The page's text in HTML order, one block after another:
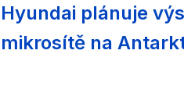
Hyundai plánuje
mikrosítě na